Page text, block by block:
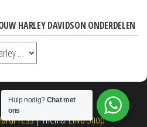
HARLEY DAVIDSON ONDERDELEN
|Thema:Envo Shop
Hulp nodig? Chat met
ons